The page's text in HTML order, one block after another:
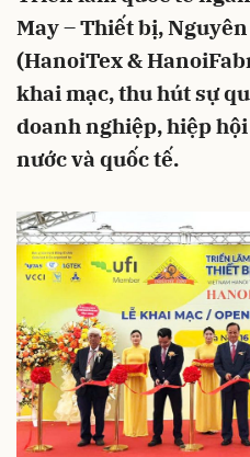
May – Thiết bị,
(HanoiTex &
khai mạc, thu hút sự
doanh nghiệp, hiệp
nước và quốc tế.